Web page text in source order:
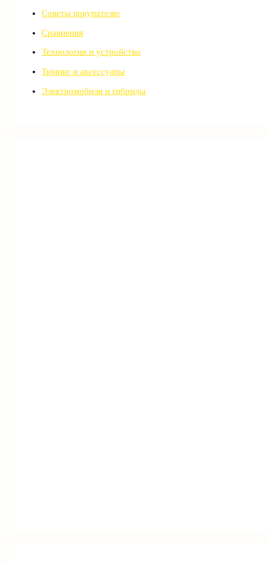
Советы покупателю
Сравнения
Технологии и устройство
Тюнинг и аксессуары
Электромобили и гибриды